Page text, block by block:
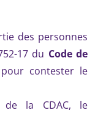
des personnes
17 du Code de
contester le
de la CDAC, le